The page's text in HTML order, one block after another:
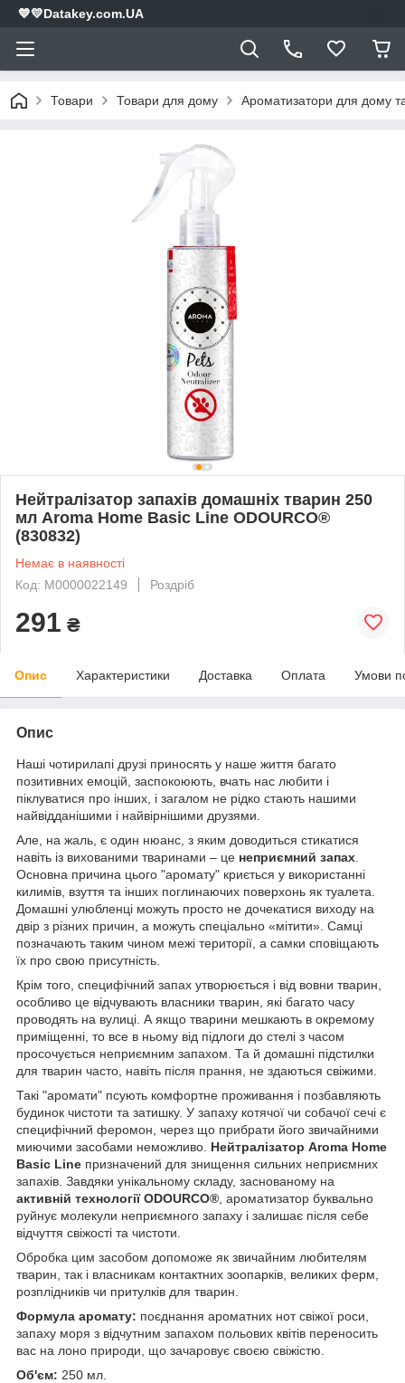
💙💛Datakey.com.UA
Товари Товари для дому Ароматизатори для дому
Нейтралізатор запахів домашніх тварин 250
мл Aroma Home Basic Line ODOURCO®
(830832)
Немає в наявності
Код: М0000022149
Роздріб
291 ₴
Опис Характеристики Доставка Оплата Умови
Опис
Наші чотирилапі друзі приносять у наше життя багато
позитивних емоцій, заспокоюють, вчать нас любити і
піклуватися про інших, і загалом не рідко стають нашими
найвідданішими і найвірнішими друзями.
Але, на жаль, є один нюанс, з яким доводиться стикатися
навіть із вихованими тваринами – це неприємний запах
Основна причина цього "аромату" криється у використанні
килимів, взуття та інших поглинаючих поверхонь як туалета.
Домашні улюбленці можуть просто не дочекатися виходу на
двір з різних причин, а можуть спеціально «мітити». Самці
позначають таким чином межі території, а самки сповіщають
їх про свою присутність.
Крім того, специфічний запах утворюється і від вовни тварин,
особливо це відчувають власники тварин, які багато часу
проводять на вулиці. А якщо тварини мешкають в окремому
приміщенні, то все в ньому від підлоги до стелі з часом
просочується неприємним запахом. Та й домашні підстилки
для тварин часто, навіть після прання, не здаються свіжими.
Такі "аромати" псують комфортне проживання і позбавляють
будинок чистоти та затишку. У запаху котячої чи собачої сечі є
специфічний феромон, через що прибрати його звичайними
миючими засобами неможливо. Нейтралізатор Aroma Home
Basic Line призначений для знищення сильних неприємних
запахів. Завдяки унікальному складу, заснованому на
активній технології ODOURCO® , ароматизатор буквально
руйнує молекули неприємного запаху і залишає після себе
відчуття свіжості та чистоти.
Обробка цим засобом допоможе як звичайним любителям
тварин, так і власникам контактних зоопарків, великих ферм,
розплідників чи притулків для тварин.
Формула аромату: поєднання ароматних нот свіжої роси,
запаху моря з відчутним запахом польових квітів переносить
вас на лоно природи, що зачаровує своєю свіжістю.
Об'єм: 250 мл.